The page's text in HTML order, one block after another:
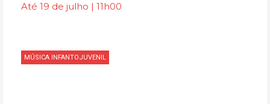
Até 19 de julho | 11h00
MÚSICA INFANTOJUVENIL